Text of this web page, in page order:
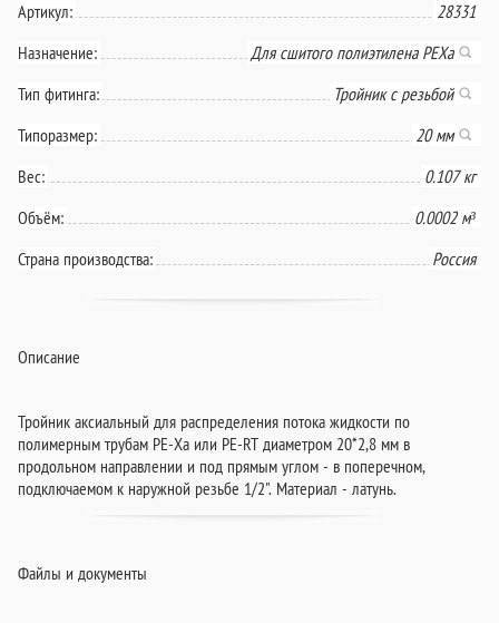
Артикул:
28331
Назначение:
Для сшитого полиэтилена PEXa
Тип фитинга:
Тройник с резьбой
Типоразмер:
20 мм
Вес:
0.107 кг
Объём:
0.0002 м³
Страна производства:
Россия
Описание
Тройник аксиальный для распределения потока жидкости по
полимерным трубам PE-Xа или PE-RT диаметром 20*2,8 мм в
продольном направлении и под прямым углом - в поперечном,
подключаемом к наружной резьбе 1/2". Материал - латунь.
Файлы и документы